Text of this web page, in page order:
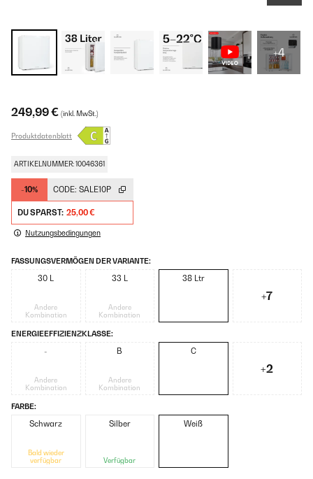
+4
249,99 € (inkl. MwSt.)
Produktdatenblatt
ARTIKELNUMMER: 10046361
-10% CODE: SALE10P
DU SPARST: 25,00 €
Nutzungsbedingungen
FASSUNGSVERMÖGEN DER VARIANTE:
30 L
Andere
Kombination
33 L
Andere
Kombination
38 Ltr
+7
ENERGIEEFFIZIENZKLASSE:
-
Andere
Kombination
B
Andere
Kombination
C
+2
FARBE:
Schwarz
Bald wieder
verfügbar
Silber
Verfügbar
Weiß